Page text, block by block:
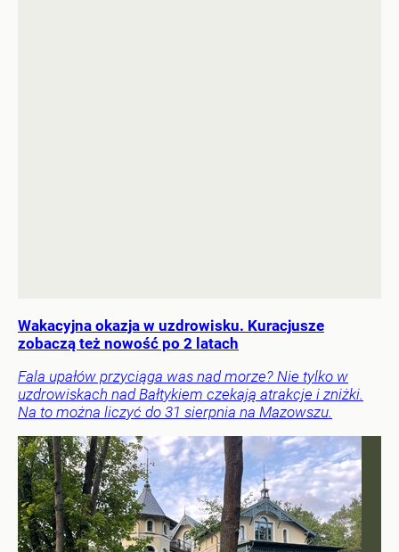
Wakacyjna okazja w uzdrowisku. Kuracjusze
zobaczą też nowość po 2 latach
Fala upałów przyciąga was nad morze? Nie tylko w
uzdrowiskach nad Bałtykiem czekają atrakcje i zniżki.
Na to można liczyć do 31 sierpnia na Mazowszu.